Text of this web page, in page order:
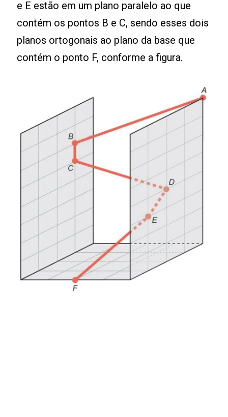
e E estão em um plano paralelo ao que
contém os pontos B e C, sendo esses dois
planos ortogonais ao plano da base que
contém o ponto F, conforme a figura.